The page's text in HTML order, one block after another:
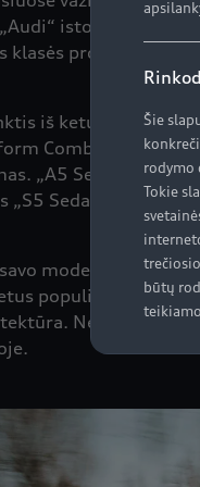
Šie
rodymo
Tokie
būtų
istorijos
klasės
iš keturių variantų:
Combustion“
„A5 Sedan“
Sedan“ ir „S5
modeliu
populiarumo
Neabejojame,